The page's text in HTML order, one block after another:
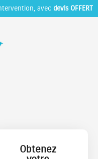
avec devis OFFERT
Obtenez